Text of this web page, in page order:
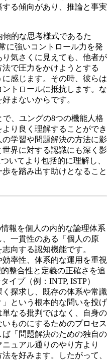
る傾向があり、推論と事実
傾的な思考様式であるた
に強いコントロール力を発
気さくに見えても、他者が
で圧力をかけようとする
感じます。その時、彼らは
トロールに抵抗します。な
まないからです。
、ユングの8つの機能人格
り良く理解することができ
学習や問題解決の方法に影
界に対する認識にも深く影
いてより包括的に理解し、
を踏み出す助けとなること
報を個人の内的な論理体系
一貫性のある「個人の原
向する認知機能です。
率性、体系的な運用を重視
整合性と定義の正確さを追
イプ（例：INTP, ISTP）
探求し、既存の体系や常識
という根本的な問いを投げ
なる批判ではなく、自身の
ものにするためのプロセス
「問題解決のための独自の
ュアル通りのやり方より
を好みます。したがって、